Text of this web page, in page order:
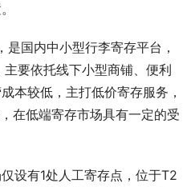
国内中小型行李寄存平台，
要依托线下小型商铺、便利
本较低，主打低价寄存服务，
在低端寄存市场具有一定的受
设有1处人工寄存点，位于T2